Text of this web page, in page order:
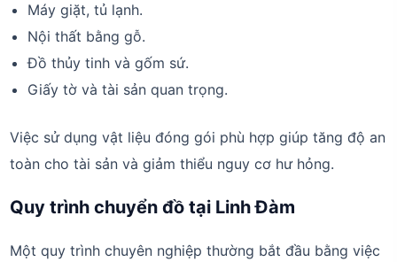
Máy giặt, tủ lạnh.
Nội thất bằng gỗ.
Đồ thủy tinh và gốm sứ.
Giấy tờ và tài sản quan trọng.
Việc sử dụng vật liệu đóng gói phù hợp giúp tăng độ an
toàn cho tài sản và giảm thiểu nguy cơ hư hỏng.
Quy trình chuyển đồ tại Linh Đàm
Một quy trình chuyên nghiệp thường bắt đầu bằng việc